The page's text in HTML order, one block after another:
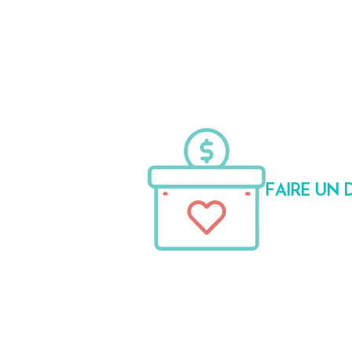
FAIRE UN